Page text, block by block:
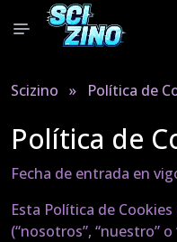
Scizino » Política de
Política de
Fecha de entrada en
Esta Política de
(“nosotros”, “nuestro”